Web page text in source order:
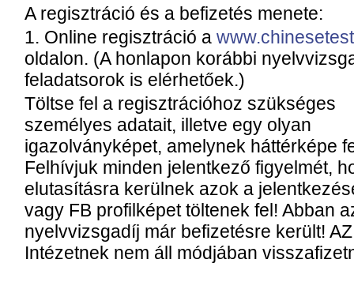
A regisztráció és a befizetés menete:
1. Online regisztráció a
oldalon. (A honlapon korábbi
feladatsorok is elérhetőek.)
Töltse fel a regisztrációhoz szükséges
személyes adatait, illetve egy olyan
igazolványképet, amelynek háttérképe
Felhívjuk minden jelentkező figyelmét,
elutasításra kerülnek azok a
vagy FB profilképet töltenek fel! Abban
nyelvvizsgadíj már befizetésre került!
Intézetnek nem áll módjában